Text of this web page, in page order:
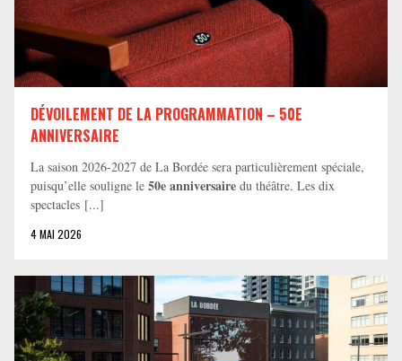
DÉVOILEMENT DE LA PROGRAMMATION – 50E
ANNIVERSAIRE
La saison 2026-2027 de La Bordée sera particulièrement spéciale,
puisqu’elle souligne le 50e anniversaire du théâtre. Les dix
spectacles [...]
4 MAI 2026